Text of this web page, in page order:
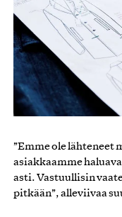
”Emme ole lähteneet
asiakkaamme
asti. Vastuullisin
pitkään”, alleviivaa